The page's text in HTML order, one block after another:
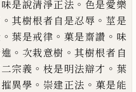
味是說清淨正法 。 色是愛樂
。其樹根者自是忍辱 。 莖是
。 葉是戒律 。 菓是齋讚 。 味
。 次栽意樹 。其樹根者自
宗義 。 枝是明法辯才 。 葉
異學 。 崇建正法 。 菓是能